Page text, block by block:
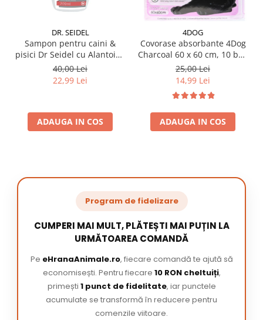
DR. SEIDEL
Sampon pentru caini &
pisici Dr Seidel cu Alantoina
220 ml
40,00 Lei
22,99 Lei
ADAUGA IN COS
4DOG
Covorase absorbante 4Dog
Charcoal 60 x 60 cm, 10 buc
/ pachet
25,00 Lei
14,99 Lei
ADAUGA IN COS
Program de fidelizare
CUMPERI MAI MULT, PLĂTEȘTI MAI PUȚIN LA
URMĂTOAREA COMANDĂ
Pe eHranaAnimale.ro, fiecare comandă te ajută să
economisești. Pentru fiecare 10 RON cheltuiți,
primești 1 punct de fidelitate, iar punctele
acumulate se transformă în reducere pentru
comenzile viitoare.